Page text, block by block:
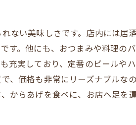
ない美味しさです。店内には居
す。他にも、おつまみや料理の
充実しており、定番のビールや
、価格も非常にリーズナブルな
からあげを食べに、お店へ足を